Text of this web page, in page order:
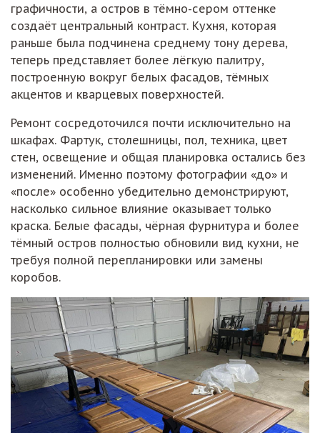
графичности, а остров в тёмно-сером оттенке
создаёт центральный контраст. Кухня, которая
раньше была подчинена среднему тону дерева,
теперь представляет более лёгкую палитру,
построенную вокруг белых фасадов, тёмных
акцентов и кварцевых поверхностей.
Ремонт сосредоточился почти исключительно на
шкафах. Фартук, столешницы, пол, техника, цвет
стен, освещение и общая планировка остались без
изменений. Именно поэтому фотографии «до» и
«после» особенно убедительно демонстрируют,
насколько сильное влияние оказывает только
краска. Белые фасады, чёрная фурнитура и более
тёмный остров полностью обновили вид кухни, не
требуя полной перепланировки или замены
коробов.